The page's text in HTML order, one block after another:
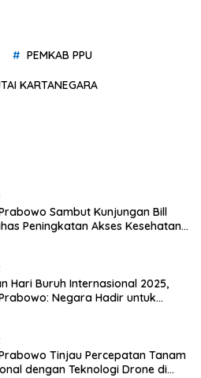
PEMKAB PPU
KARTANEGARA
Sambut Kunjungan Bill
Peningkatan Akses Kesehatan
Hari Buruh Internasional 2025,
Negara Hadir untuk
Tinjau Percepatan Tanam
dengan Teknologi Drone di